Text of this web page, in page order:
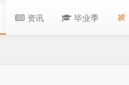
资讯 毕业季